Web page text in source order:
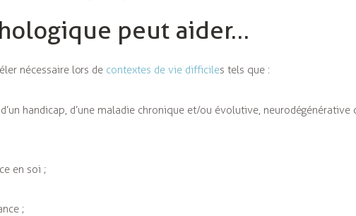
peut aider…
nécessaire lors de contextes de vie difficiles tels que :
handicap, d’une maladie chronique et/ou évolutive,
en soi ;
;